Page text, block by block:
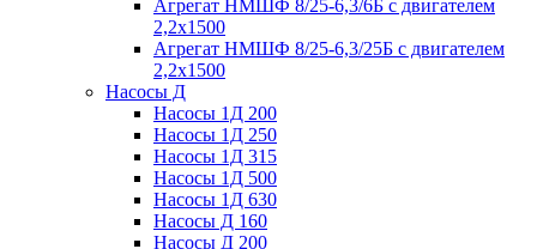
Агрегат НМШФ 8/25-6,3/6Б с двигателем
2,2х1500
Агрегат НМШФ 8/25-6,3/25Б с двигателем
2,2х1500
Насосы Д
Насосы 1Д 200
Насосы 1Д 250
Насосы 1Д 315
Насосы 1Д 500
Насосы 1Д 630
Насосы Д 160
Насосы Д 200